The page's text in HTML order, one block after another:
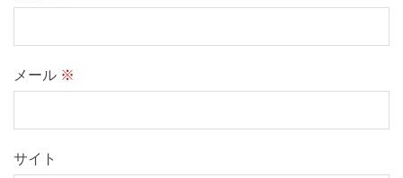
メール ※
サイト